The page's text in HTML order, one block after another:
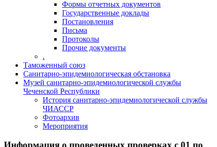
Формы отчетных документов
Государственные доклады
Постановления
Письма
Протоколы
Прочие документы
.
Таможенный союз
Санитарно-эпидемиологическая обстановка
Музей санитарно-эпидемиологической службы
Чеченской Республики
История санитарно-эпидемиологической службы
ЧИАССР
Фотоархив
Мероприятия
Информация о проведенных проверках с 01 по